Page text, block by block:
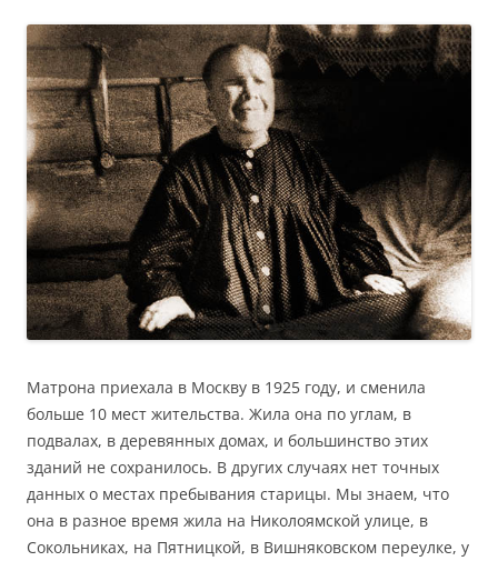
Матрона приехала в Москву в 1925 году, и сменила
больше 10 мест жительства. Жила она по углам, в
подвалах, в деревянных домах, и большинство этих
зданий не сохранилось. В других случаях нет точных
данных о местах пребывания старицы. Мы знаем, что
она в разное время жила на Николоямской улице, в
Сокольниках, на Пятницкой, в Вишняковском переулке, у